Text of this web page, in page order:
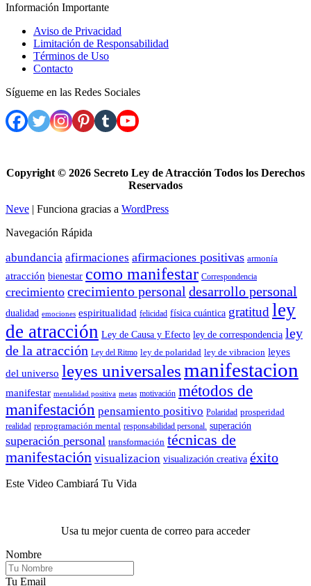
Información Importante
Aviso de Privacidad
Limitación de Responsabilidad
Términos de Uso
Contacto
Sígueme en las Redes Sociales
Copyright © 2026 Secreto Ley de Atracción Todos los Derechos
Reservados
Neve | Funciona gracias a WordPress
Navegación Rápida
abundancia afirmaciones afirmaciones positivas armonía
atracción bienestar como manifestar Correspondencia
crecimiento crecimiento personal desarrollo personal
dualidad emociones espiritualidad felicidad física cuántica gratitud ley
de atracción Ley de Causa y Efecto ley de correspondencia ley
de la atracción Ley del Ritmo ley de polaridad ley de vibracion leyes
del universo leyes universalesmanifestacion
manifestar mentalidad positiva metas motivación métodos de
manifestación pensamiento positivo Polaridad prosperidad
realidad reprogramación mental responsabilidad personal. superación
superación personal transformación técnicas de
manifestación visualizacion visualización creativa éxito
Este Video Cambiará Tu Vida
Usa tu mejor cuenta de correo para acceder
Nombre
Tu Email